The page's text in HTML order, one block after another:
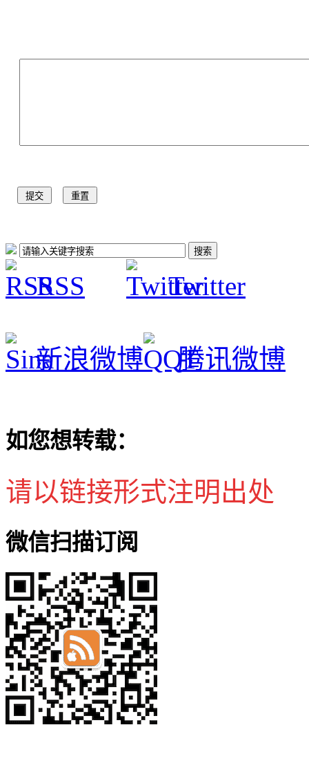
RSS Twitter
新浪微博 腾讯微博
如您想转载：
请以链接形式注明出处
微信扫描订阅